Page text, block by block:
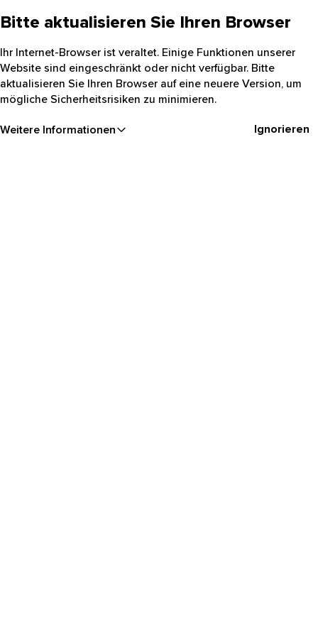
Bitte aktualisieren Sie Ihren Browser
Ihr Internet-Browser ist veraltet. Einige Funktionen unserer
Website sind eingeschränkt oder nicht verfügbar. Bitte
aktualisieren Sie Ihren Browser auf eine neuere Version, um
mögliche Sicherheitsrisiken zu minimieren.
Weitere Informationen Ignorieren